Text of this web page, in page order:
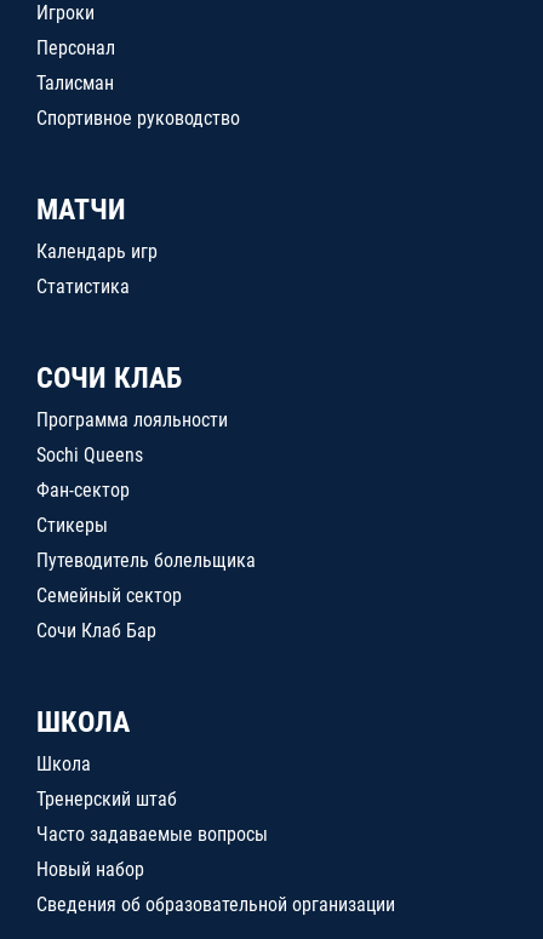
Игроки
Персонал
Талисман
Спортивное руководство
МАТЧИ
Календарь игр
Статистика
СОЧИ КЛАБ
Программа лояльности
Sochi Queens
Фан-сектор
Стикеры
Путеводитель болельщика
Семейный сектор
Сочи Клаб Бар
ШКОЛА
Школа
Тренерский штаб
Часто задаваемые вопросы
Новый набор
Сведения об образовательной организации